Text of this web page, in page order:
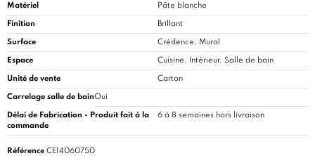
Matériel Pâte blanche
Finition Brillant
Surface Crédence, Mural
Espace Cuisine, Intérieur, Salle de bain
Unité de vente Carton
Carrelage salle de bainOui
Délai de Fabrication - Produit fait à la
commande
6 à 8 semaines hors livraison
Référence CE14060750